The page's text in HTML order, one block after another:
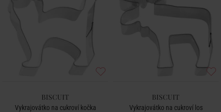
BISCUIT
Vykrajovátko na cukroví kočka
BISCUIT
Vykrajovátko na cukroví los